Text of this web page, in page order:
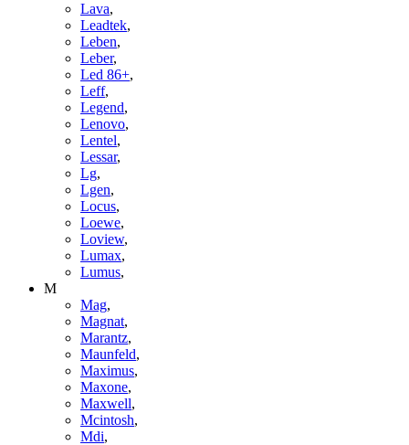
Lava,
Leadtek,
Leben,
Leber,
Led 86+,
Leff,
Legend,
Lenovo,
Lentel,
Lessar,
Lg,
Lgen,
Locus,
Loewe,
Loview,
Lumax,
Lumus,
M
Mag,
Magnat,
Marantz,
Maunfeld,
Maximus,
Maxone,
Maxwell,
Mcintosh,
Mdi,